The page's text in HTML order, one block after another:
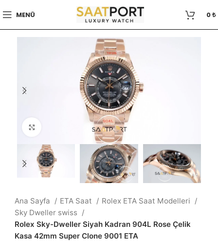
MENÜ 0₺
Büyütmek için tıklayın
Ana Sayfa ETA Saat
Rolex ETA Saat Modelleri
Sky Dweller swiss
Rolex Sky-Dweller Siyah Kadran 904L Rose Çelik
Kasa 42mm Super Clone 9001 ETA